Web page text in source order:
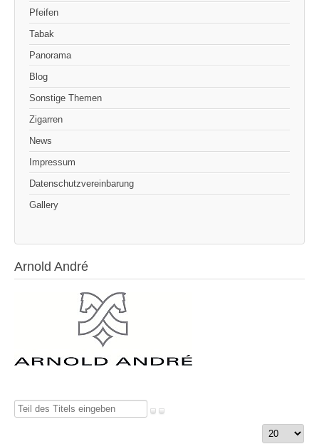
Pfeifen
Tabak
Panorama
Blog
Sonstige Themen
Zigarren
News
Impressum
Datenschutzvereinbarung
Gallery
Arnold André
Teil
Anzeige